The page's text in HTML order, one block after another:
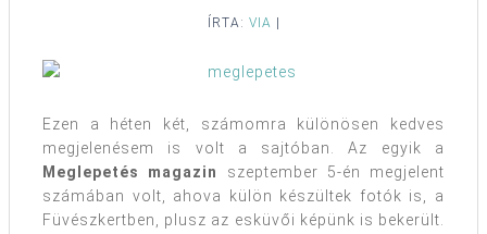
ÍRTA: VIA
Ezen a héten két, számomra különösen kedves
megjelenésem is volt a sajtóban. Az egyik a
Meglepetés magazin
szeptember 5-én megjelent
számában volt, ahova külön készültek fotók is, a
Füvészkertben, plusz az esküvői képünk is bekerült.